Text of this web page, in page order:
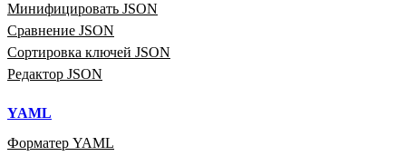
Минифицировать JSON
Сравнение JSON
Сортировка ключей JSON
Редактор JSON
YAML
Форматер YAML